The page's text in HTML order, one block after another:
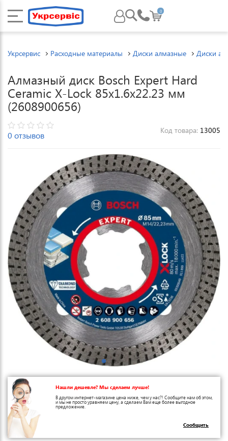
0
Укрсервис Расходные материалы Диски алмазные Диски
Алмазный диск Bosch Expert Hard
Ceramic X-Lock 85x1.6x22.23 мм
(2608900656)
0 отзывов Код товара: 13005
Нашли дешевле? Мы сделаем лучше!
В другом интернет-магазине цена ниже, чем у нас?! Сообщите нам об этом,
и мы не просто уравняем цену, а сделаем Вам еще более выгодное
предложение.
Сообщить